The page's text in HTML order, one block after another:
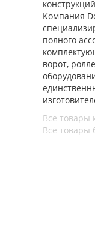
Компания
полного
ворот,
Все товары
Все товары